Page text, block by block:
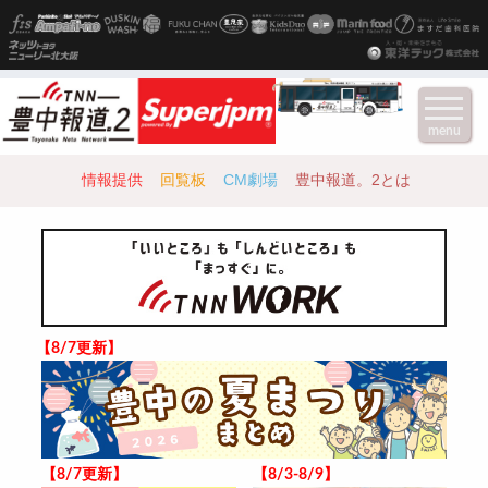
情報提供 回覧板 CM劇場 豊中報道。2とは
【8/7更新】
【8/7更新】 【8/3-8/9】
menu